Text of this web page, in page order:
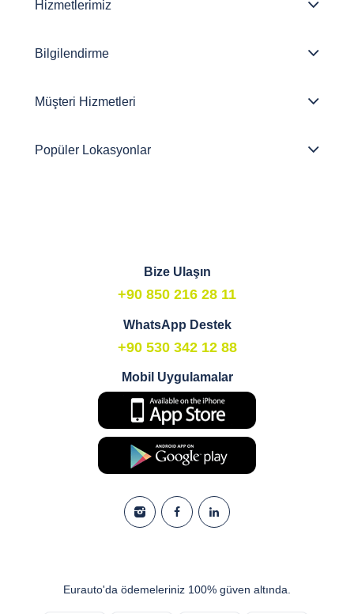
Hizmetlerimiz
Bilgilendirme
Müşteri Hizmetleri
Popüler Lokasyonlar
Bize Ulaşın
+90 850 216 28 11
WhatsApp Destek
+90 530 342 12 88
Mobil Uygulamalar
Eurauto'da ödemeleriniz 100% güven altında.